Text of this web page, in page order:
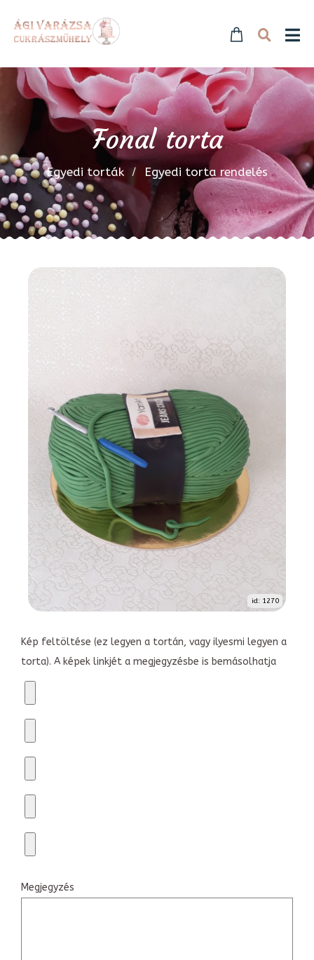
Fonal torta
Egyedi torták Egyedi torta rendelés
id: 1270
Kép feltöltése (ez legyen a tortán, vagy ilyesmi legyen a
torta). A képek linkjét a megjegyzésbe is bemásolhatja
Megjegyzés